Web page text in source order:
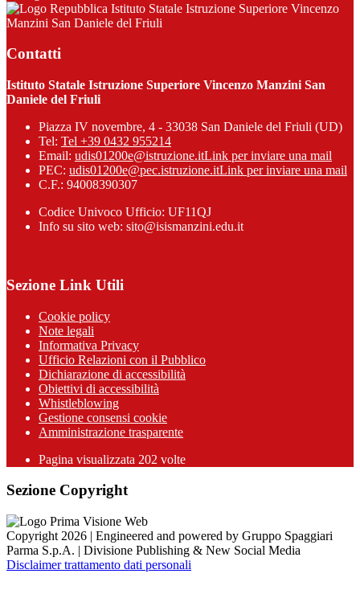
Istituto Statale Istruzione Superiore Vincenzo
Manzini San Daniele del Friuli
Contatti
Istituto Statale Istruzione Superiore Vincenzo Manzini San
Daniele del Friuli
Piazza IV novembre, 4 - 33038 San Daniele del Friuli (UD)
Tel: Tel +39 0432 955214
Email: udis01200e@istruzione.itLink per inviare una mail
PEC: udis01200e@pec.istruzione.itLink per inviare una mail
C.F.: 94008390307
Codice Univoco Ufficio: UF11QJ
Info su sito web: sito@isismanzini.edu.it
Sezione Link Utili
Cookie policy
Note legali
Informativa Privacy
Ufficio Relazioni con il Pubblico
Dichiarazione di accessibilità
Obiettivi di accessibilità
Whistleblowing
Gestione consensi cookie
Amministrazione trasparente
Pagina visualizzata 202 volte
Sezione Copyright
Copyright 2026 | Engineered and powered by Gruppo Spaggiari
Parma S.p.A. | Divisione Publishing & New Social Media
Disclaimer trattamento dati personali